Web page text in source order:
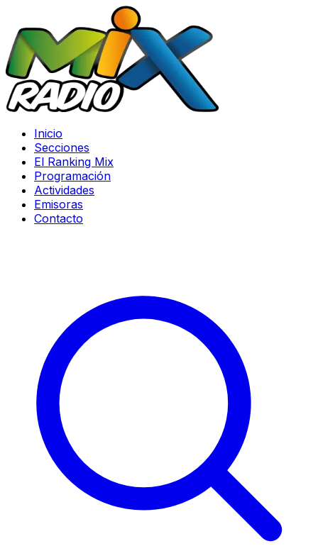
Inicio
Secciones
El Ranking Mix
Programación
Actividades
Emisoras
Contacto